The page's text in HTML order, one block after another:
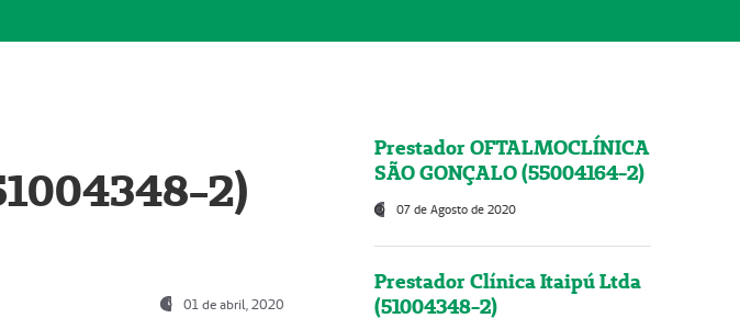
2)
01 de abril, 2020
Prestador OFTALMOCLÍNICA
SÃO GONÇALO (55004164-2)
07 de Agosto de 2020
Prestador Clínica Itaipú Ltda
(51004348-2)